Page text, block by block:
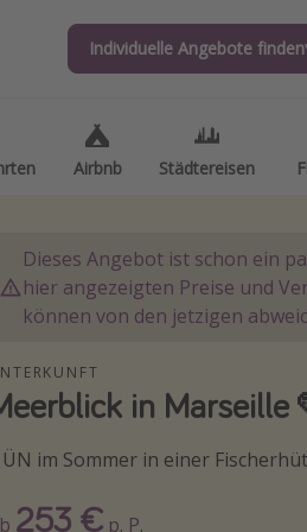
Individuelle Angebote finden
Airbnb Städtereisen
Individuelle Angebote
Airbnb Städtereisen
Dieses Angebot ist schon ein
hier angezeigten Preise und
können von den jetzigen
in Marseille
ÜN im Sommer in einer
253 € p. P.